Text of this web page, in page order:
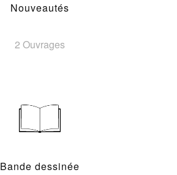
Nouveautés
2 Ouvrages
Bande dessinée